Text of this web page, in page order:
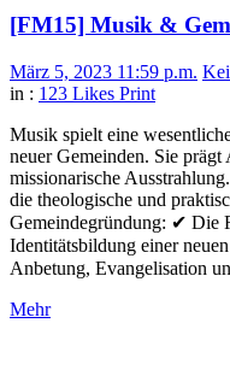
[FM15] Musik &
März 5, 2023 11:59 p.m.
in : 123 Likes Print
Musik spielt eine
neuer Gemeinden. Sie
missionarische
die theologische und
Gemeindegründung: ✔ Die
Identitätsbildung einer
Anbetung, Evangelisation
Mehr